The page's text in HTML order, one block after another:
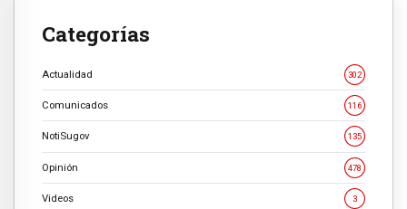
Categorías
Actualidad 302
Comunicados 116
NotiSugov 135
Opinión 478
Videos 3